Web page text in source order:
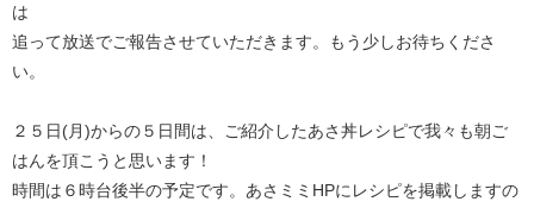
は
追って放送でご報告させていただきます。もう少しお待ちくださ
い。
２５日(月)からの５日間は、ご紹介したあさ丼レシピで我々も朝ご
はんを頂こうと思います！
時間は６時台後半の予定です。あさミミHPにレシピを掲載しますの